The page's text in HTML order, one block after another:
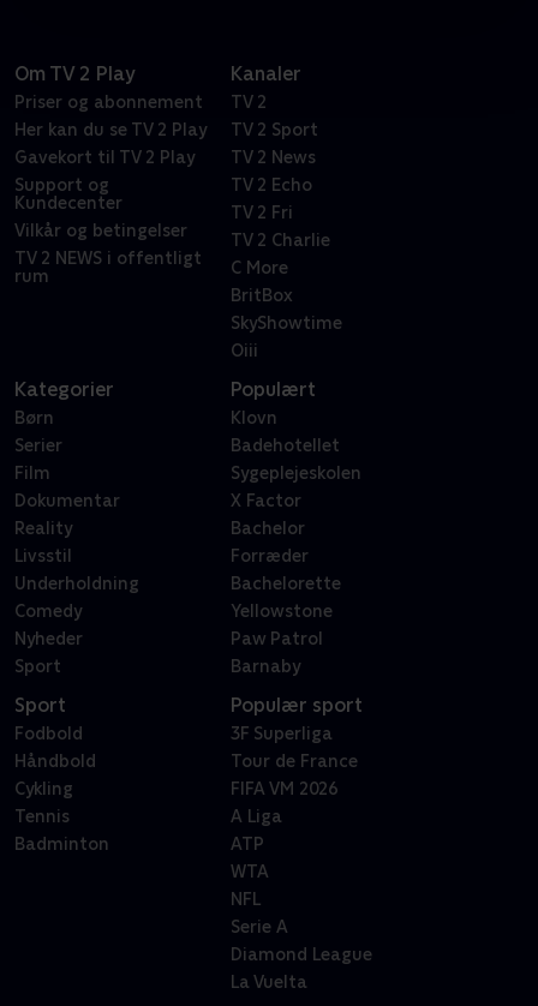
Om TV 2 Play
Priser og abonnement
Her kan du se TV 2 Play
Gavekort til TV 2 Play
Support og
Kundecenter
Vilkår og betingelser
TV 2 NEWS i offentligt
rum
Kanaler
TV 2
TV 2 Sport
TV 2 News
TV 2 Echo
TV 2 Fri
TV 2 Charlie
C More
BritBox
SkyShowtime
Oiii
Kategorier
Børn
Serier
Film
Dokumentar
Reality
Livsstil
Underholdning
Comedy
Nyheder
Sport
Populært
Klovn
Badehotellet
Sygeplejeskolen
X Factor
Bachelor
Forræder
Bachelorette
Yellowstone
Paw Patrol
Barnaby
Sport
Fodbold
Håndbold
Cykling
Tennis
Badminton
Populær sport
3F Superliga
Tour de France
FIFA VM 2026
A Liga
ATP
WTA
NFL
Serie A
Diamond League
La Vuelta